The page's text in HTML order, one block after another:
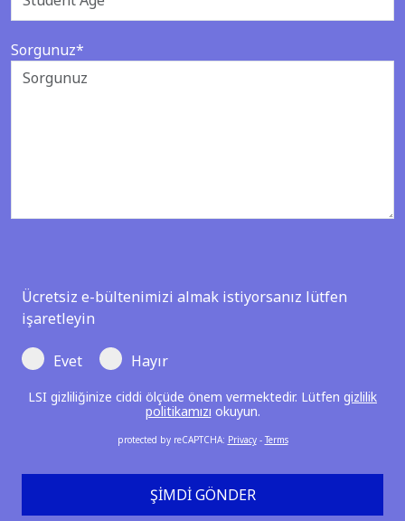
Sorgunuz*
Ücretsiz e-bültenimizi almak istiyorsanız lütfen
işaretleyin
Evet Hayır
LSI gizliliğinize ciddi ölçüde önem vermektedir. Lütfen gizlilik
politikamızı okuyun.
protected by reCAPTCHA: Privacy- Terms
ŞIMDI GÖNDER